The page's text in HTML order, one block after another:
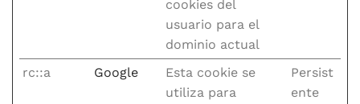
cookies del
usuario para el
dominio actual
rc::a Google
Esta cookie se
utiliza para
Persist
ente